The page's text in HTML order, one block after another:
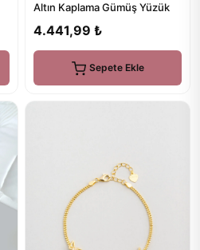
Altın Kaplama Gümüş Yüzük
4.441,99 ₺
Sepete Ekle